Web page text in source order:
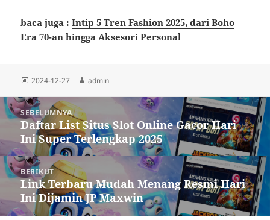
baca juga :Intip 5 Tren Fashion 2025, dari Boho
Era 70-an hingga Aksesori Personal
Diposkan
2024-12-27 Penulis
admin
Navigasi
pos SEBELUMNYA
Pos
sebelumnya:
Daftar List Situs Slot Online Gacor Hari
Ini Super Terlengkap 2025
BERIKUT
Pos
berikutnya:
Link Terbaru Mudah Menang Resmi Hari
Ini Dijamin JP Maxwin